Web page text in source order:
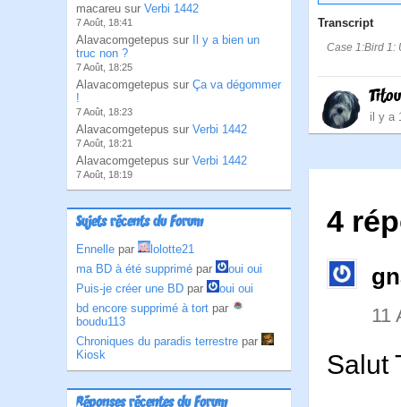
macareu sur Verbi 1442
7 Août, 18:41
Alavacomgetepus sur
Il y a bien un
truc non ?
7 Août, 18:25
Alavacomgetepus sur Ça va dégommer
!
7 Août, 18:23
Alavacomgetepus sur Verbi 1442
7 Août, 18:21
Alavacomgetepus sur Verbi 1442
7 Août, 18:19
Sujets récents du Forum
Ennelle par
lolotte21
ma BD à été supprimé par
oui oui
Puis-je créer une BD par
oui oui
bd encore supprimé à tort par
boudu113
Chroniques du paradis terrestre par
Kiosk
Réponses récentes du Forum
Transcript
Case 1:Bird 1:
il y a
4
11
Salut